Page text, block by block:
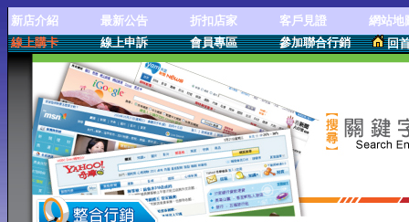
新店介紹 最新公告 折扣店家 客戶見證
網站地
線上購卡
線上申訴 會員專區 參加聯合行銷 回